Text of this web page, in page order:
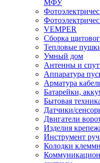
МФУ
VEMPER
Сборка
Тепловые
Умный дом
Антенны и
Аппаратура
Арматура
Батарейки,
Бытовая
Датчики/
Двигатели
Изделия
Инструмент
Колодки